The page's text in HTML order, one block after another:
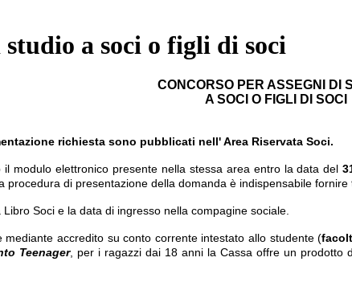
studio a soci o figli di soci
CONCORSO PER ASSEGNI DI
A SOCI O FIGLI DI SOCI
richiesta sono pubblicati nell' Area Riservata Soci.
modulo elettronico presente nella stessa area entro la data del
di presentazione della domanda è indispensabile
Soci e la data di ingresso nella compagine sociale.
accredito su conto corrente intestato allo studente (
Teenager, per i ragazzi dai 18 anni la Cassa offre un prodotto